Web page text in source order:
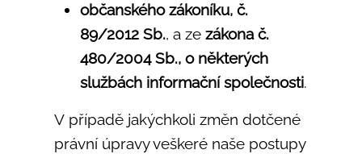
občanského zákoníku, č.
89/2012 Sb., a ze zákona č.
480/2004 Sb., o některých
službách informační společnosti.
V případě jakýchkoli změn dotčené
právní úpravy veškeré naše postupy